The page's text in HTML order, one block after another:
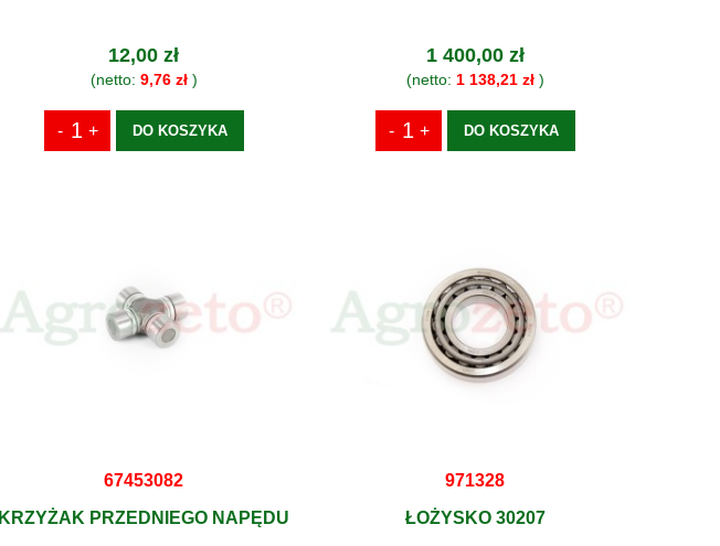
12,00 zł
(netto: 9,76 zł)
DO KOSZYKA
1 400,00 zł
(netto: 1 138,21 zł)
DO KOSZYKA
67453082
KRZYŻAK PRZEDNIEGO NAPĘDU
971328
ŁOŻYSKO 30207